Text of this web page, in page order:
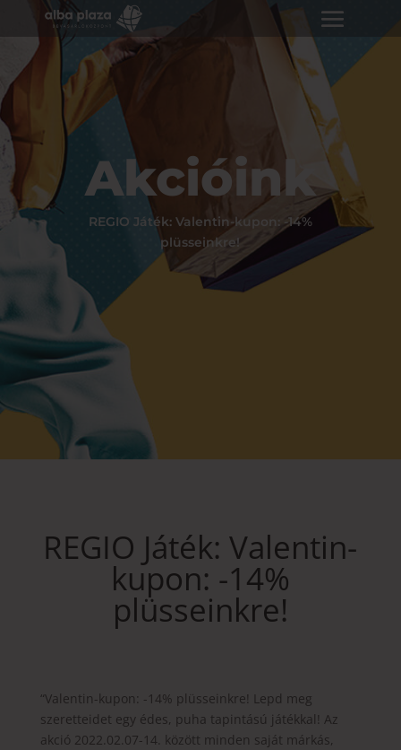
Akcióink
REGIO Játék: Valentin-kupon: -14%
plüsseinkre!
REGIO Játék: Valentin-
kupon: -14%
plüsseinkre!
“Valentin-kupon: -14% plüsseinkre! Lepd meg
szeretteidet egy édes, puha tapintású játékkal! Az
akció 2022.02.07-14. között minden saját márkás,